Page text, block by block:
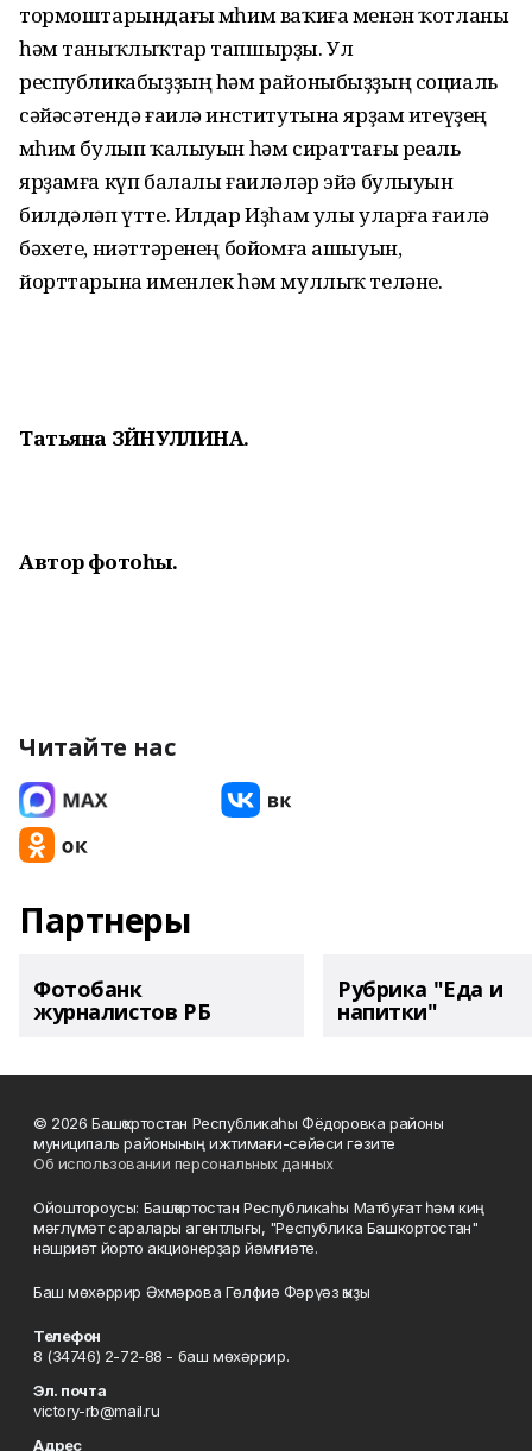
тормоштарындағы мөһим ваҡиға менән ҡотланы
һәм таныҡлыҡтар тапшырҙы. Ул
республикабыҙҙың һәм районыбыҙҙың социаль
сәйәсәтендә ғаилә институтына ярҙам итеүҙең
мөһим булып ҡалыуын һәм сираттағы реаль
ярҙамға күп балалы ғаиләләр эйә булыуын
билдәләп үтте. Илдар Иҙһам улы уларға ғаилә
бәхете, ниәттәренең бойомға ашыуын,
йорттарына именлек һәм муллыҡ теләне.
Татьяна ЗӘЙНУЛЛИНА.
Автор фотоһы.
Читайте нас
Партнеры
Фотобанк
журналистов РБ
Рубрика "Еда и
напитки"
© 2026 Башҡортостан Республикаһы Фёдоровка районы
муниципаль районының ижтимағи-сәйәси гәзите
Об использовании персональных данных
Ойоштороусы: Башҡортостан Республикаһы Матбуғат һәм киң
мәғлүмәт саралары агентлығы, "Республика Башкортостан"
нәшриәт йорто акционерҙар йәмғиәте.
Баш мөхәррир Әхмәрова Гөлфиә Фәрүәз ҡыҙы
Телефон
8 (34746) 2-72-88 - баш мөхәррир.
Эл. почта
victory-rb@mail.ru
Адрес